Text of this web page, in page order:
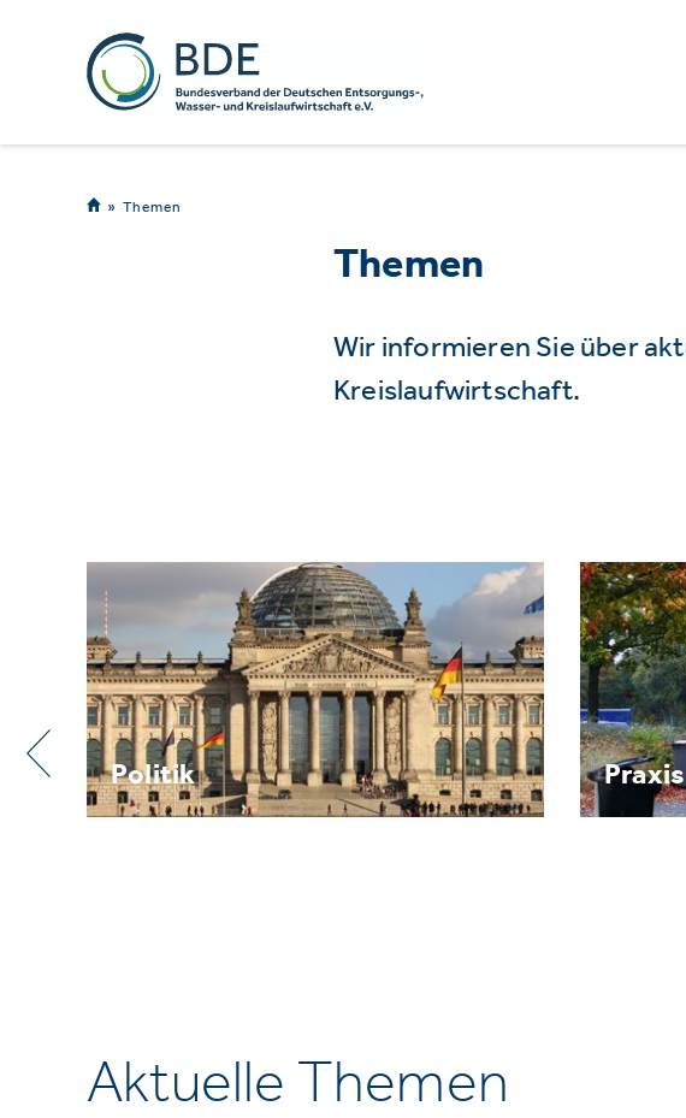
Themen
Themen
Wir informieren Sie über
Kreislaufwirtschaft.
Praxis
Aktuelle Themen